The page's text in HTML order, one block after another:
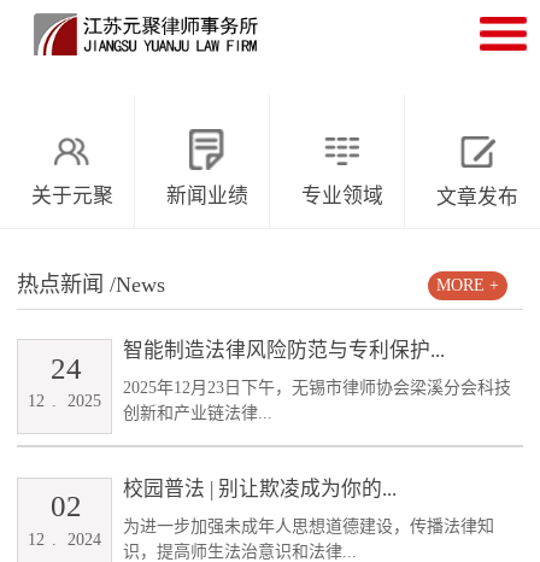
关于元聚 新闻业绩 专业领域 文章发布
热点新闻 /News
智能制造法律风险防范与专利保护...
2025年12月23日下午，无锡市律师协会梁溪分会科技
创新和产业链法律...
12 . 2025
24
校园普法 | 别让欺凌成为你的...
为进一步加强未成年人思想道德建设，传播法律知
识，提高师生法治意识和法律...
12 2024
02
MORE +